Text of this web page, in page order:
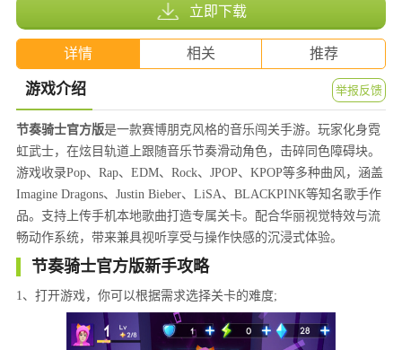
立即下载
详情 相关 推荐
游戏介绍 举报反馈
节奏骑士官方版是一款赛博朋克风格的音乐闯关手游。玩家化身霓
虹武士，在炫目轨道上跟随音乐节奏滑动角色，击碎同色障碍块。
游戏收录Pop、Rap、EDM、Rock、JPOP、KPOP等多种曲风，涵盖
Imagine Dragons、Justin Bieber、LiSA、BLACKPINK等知名歌手作
品。支持上传手机本地歌曲打造专属关卡。配合华丽视觉特效与流
畅动作系统，带来兼具视听享受与操作快感的沉浸式体验。
节奏骑士官方版新手攻略
1、打开游戏，你可以根据需求选择关卡的难度;